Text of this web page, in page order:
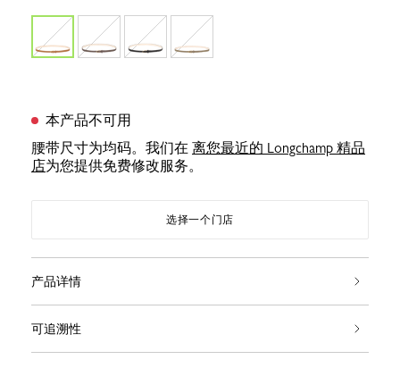
本产品不可用
腰带尺寸为均码。我们在 离您最近的 Longchamp 精品
店为您提供免费修改服务。
选择一个门店
产品详情
可追溯性